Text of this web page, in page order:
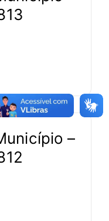
–